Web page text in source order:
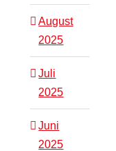
August
2025
Juli
2025
Juni
2025